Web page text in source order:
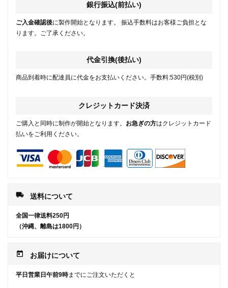
銀行振込(前払い)
ご入金確認後に製作開始となります。 振込手数料はお客様ご負担とな
ります。ご了承ください。
代金引換(後払い)
商品到着時に配達員に代金をお支払いください。手数料:530円(税別)
クレジットカード決済
ご購入と同時に制作が開始となります。 お急ぎの方はクレジットカード
払いをご利用ください。
local_shipping 送料について
全国一律送料250円
（沖縄、離島は1800円）
today お届けについて
平日営業日午前9時までにご注文いただくと